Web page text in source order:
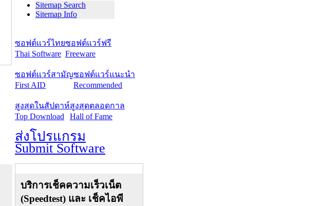
Sitemap Search
Sitemap Info
ซอฟต์แวร์ไทย
Thai Software
ซอฟต์แวร์ฟรี
Freeware
ซอฟต์แวร์สามัญ
First AID
ซอฟต์แวร์แนะนำ
Recommended
สูงสุดในสัปดาห์
Top Download
สูงสุดตลอดกาล
Hall of Fame
ส่งโปรแกรม
Submit Software
บริการเช็คความเร็วเน็ต
(Speedtest) และ เช็คไอพี